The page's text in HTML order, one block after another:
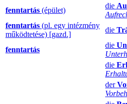
fenntartás (épület)
die
fenntartás (pl. egy intézmény
működtetése) [gazd.]
die
fenntartás
die
die
der